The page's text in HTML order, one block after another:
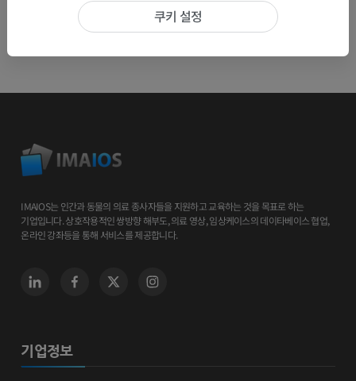
IMAIOS는 인간과 동물의 의료 종사자들을 지원하고 교육하는 것을 목표로 하는
기업입니다. 상호작용적인 쌍방향 해부도, 의료 영상, 임상케이스의 데이타베이스 협업,
온라인 강좌등을 통해 서비스를 제공합니다.
기업정보
쿠키 설정